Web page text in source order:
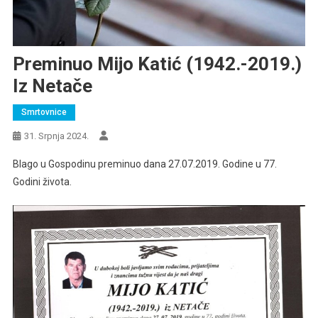
Preminuo Mijo Katić (1942.-2019.)
Iz Netače
Smrtovnice
31. Srpnja 2024.
Blago u Gospodinu preminuo dana 27.07.2019. Godine u 77.
Godini života.